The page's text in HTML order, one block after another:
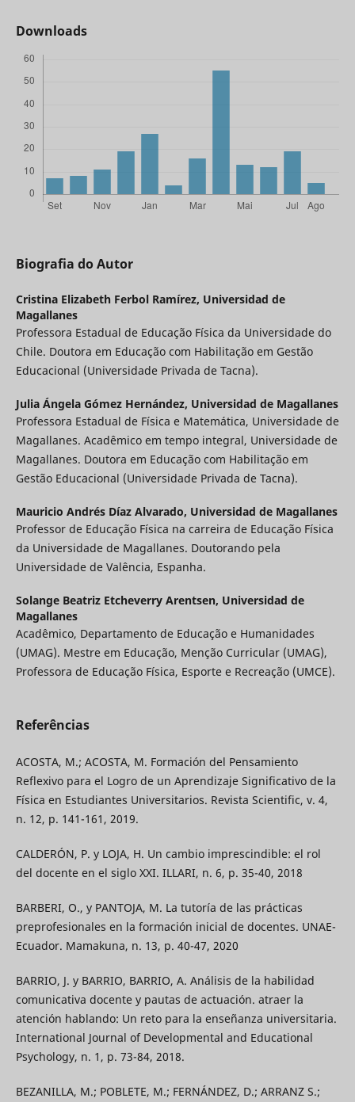
Downloads
Biografia do Autor
Cristina Elizabeth Ferbol Ramírez, Universidad de
Magallanes
Professora Estadual de Educação Física da Universidade do
Chile. Doutora em Educação com Habilitação em Gestão
Educacional (Universidade Privada de Tacna).
Julia Ángela Gómez Hernández, Universidad de Magallanes
Professora Estadual de Física e Matemática, Universidade de
Magallanes. Acadêmico em tempo integral, Universidade de
Magallanes. Doutora em Educação com Habilitação em
Gestão Educacional (Universidade Privada de Tacna).
Mauricio Andrés Díaz Alvarado, Universidad de Magallanes
Professor de Educação Física na carreira de Educação Física
da Universidade de Magallanes. Doutorando pela
Universidade de Valência, Espanha.
Solange Beatriz Etcheverry Arentsen, Universidad de
Magallanes
Acadêmico, Departamento de Educação e Humanidades
(UMAG). Mestre em Educação, Menção Curricular (UMAG),
Professora de Educação Física, Esporte e Recreação (UMCE).
Referências
ACOSTA, M.; ACOSTA, M. Formación del Pensamiento
Reflexivo para el Logro de un Aprendizaje Significativo de la
Física en Estudiantes Universitarios. Revista Scientific, v. 4,
n. 12, p. 141-161, 2019.
CALDERÓN, P. y LOJA, H. Un cambio imprescindible: el rol
del docente en el siglo XXI. ILLARI, n. 6, p. 35-40, 2018
BARBERI, O., y PANTOJA, M. La tutoría de las prácticas
preprofesionales en la formación inicial de docentes. UNAE-
Ecuador. Mamakuna, n. 13, p. 40-47, 2020
BARRIO, J. y BARRIO, BARRIO, A. Análisis de la habilidad
comunicativa docente y pautas de actuación. atraer la
atención hablando: Un reto para la enseñanza universitaria.
International Journal of Developmental and Educational
Psychology, n. 1, p. 73-84, 2018.
BEZANILLA, M.; POBLETE, M.; FERNÁNDEZ, D.; ARRANZ S.;